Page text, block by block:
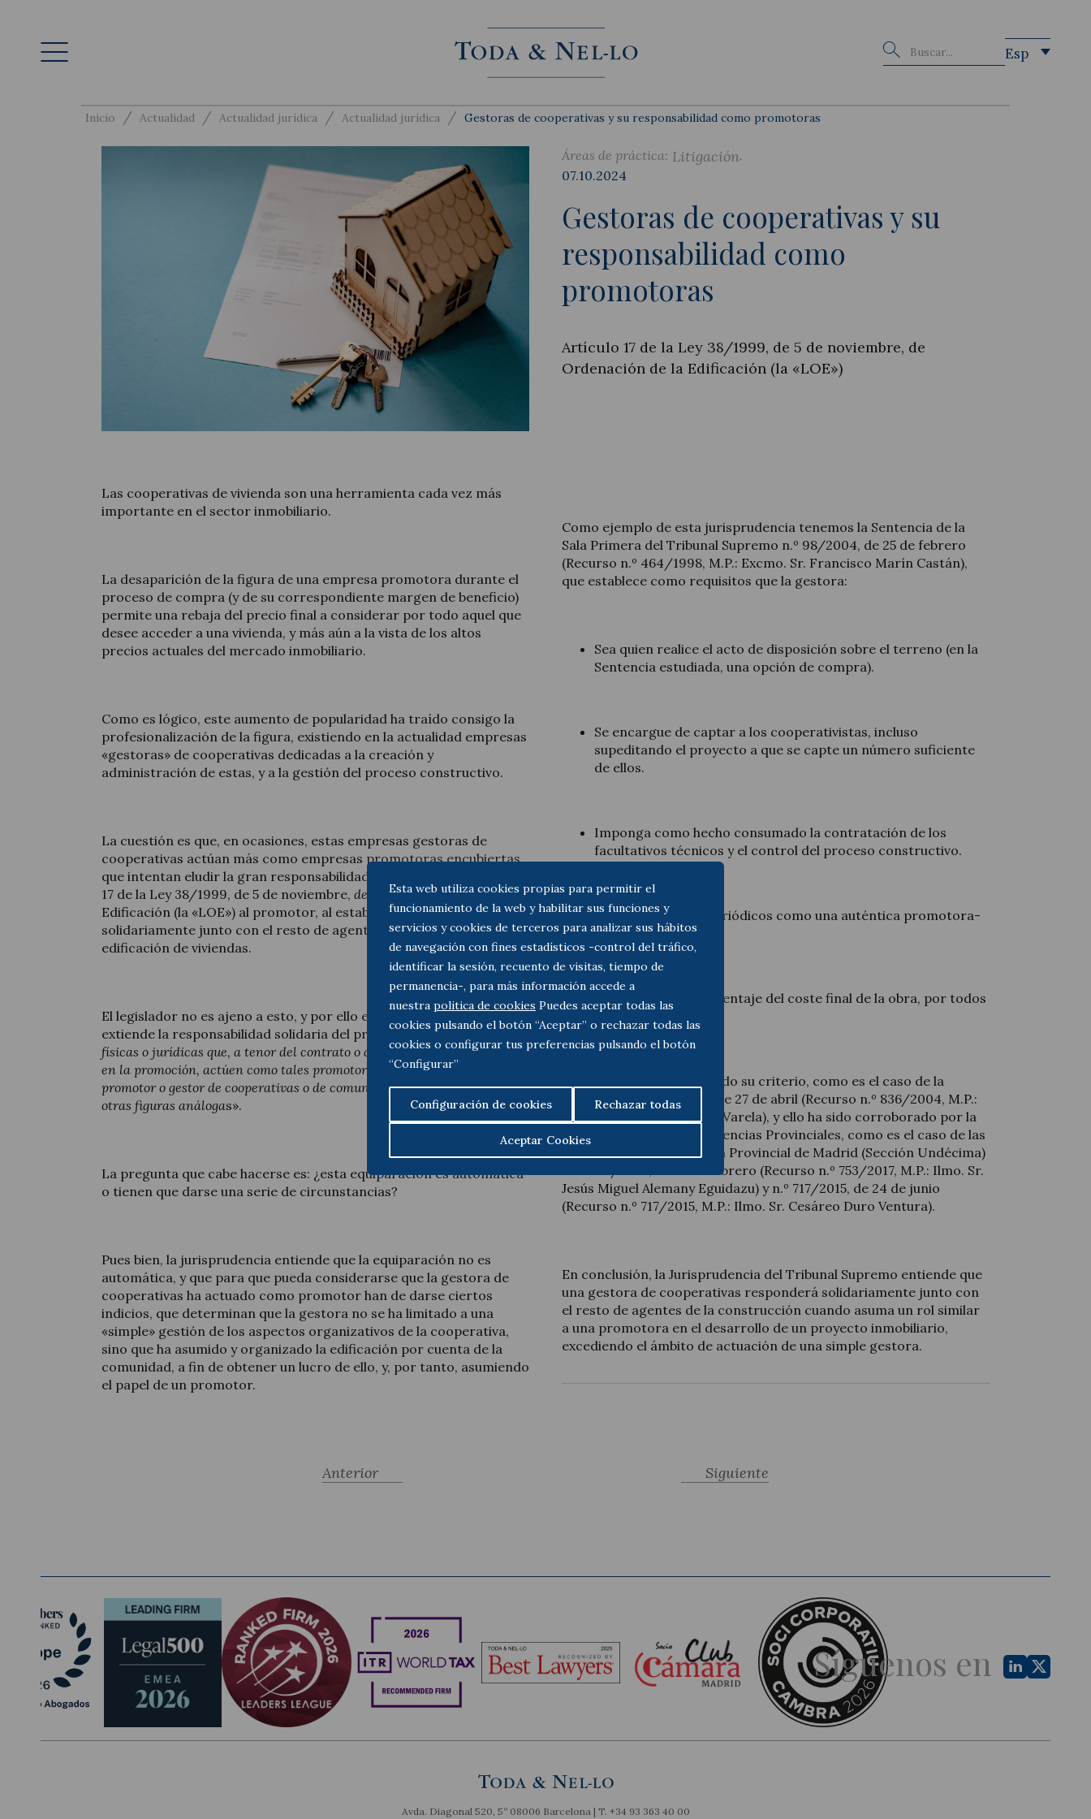
Esta web utiliza cookies propias para permitir el
funcionamiento de la web y habilitar sus funciones y
servicios y cookies de terceros para analizar sus hábitos
de navegación con fines estadísticos -control del tráfico,
identificar la sesión, recuento de visitas, tiempo de
permanencia-, para más información accede a
nuestra politica de cookies Puedes aceptar todas las
cookies pulsando el botón “Aceptar” o rechazar todas las
cookies o configurar tus preferencias pulsando el botón
“Configurar”
Configuración de cookies Rechazar todas
Aceptar Cookies
Notícias y artículos
Buscar Esp
Inicio / Actualidad / Actualidad jurídica / Actualidad jurídica / Gestoras de cooperativas y su responsabilidad como promotoras
Áreas de práctica: Litigación
07.10.2024
Gestoras de cooperativas y su
responsabilidad como
promotoras
Artículo 17 de la Ley 38/1999, de 5 de noviembre, de
Ordenación de la Edificación (la «LOE»)
Las cooperativas de vivienda son una herramienta cada vez más
importante en el sector inmobiliario.
La desaparición de la figura de una empresa promotora durante el
proceso de compra (y de su correspondiente margen de beneficio)
permite una rebaja del precio final a considerar por todo aquel que
desee acceder a una vivienda, y más aún a la vista de los altos
precios actuales del mercado inmobiliario.
Como es lógico, este aumento de popularidad ha traído consigo la
profesionalización de la figura, existiendo en la actualidad empresas
«gestoras» de cooperativas dedicadas a la creación y
administración de estas, y a la gestión del proceso constructivo.
La cuestión es que, en ocasiones, estas empresas gestoras de
cooperativas actúan más como empresas promotoras encubiertas,
que intentan eludir la gran responsabilidad que atribuye el artículo
17 de la Ley 38/1999, de 5 de noviembre, de Ordenación de la
Edificación (la «LOE») al promotor, al establecer que responderá
solidariamente junto con el resto de agentes que intervienen en la
edificación de viviendas.
El legislador no es ajeno a esto, y por ello el artículo 17.4 de la LOE
extiende la responsabilidad solidaria del promotor a «a las personas
físicas o jurídicas que, a tenor del contrato o de su intervención decisoria
en la promoción, actúen como tales promotores bajo la forma de
promotor o gestor de cooperativas o de comunidades de propietarios u
otras figuras análogas».
La pregunta que cabe hacerse es: ¿esta equiparación es automática
o tienen que darse una serie de circunstancias?
Pues bien, la jurisprudencia entiende que la equiparación no es
automática, y que para que pueda considerarse que la gestora de
cooperativas ha actuado como promotor han de darse ciertos
indicios, que determinan que la gestora no se ha limitado a una
«simple» gestión de los aspectos organizativos de la cooperativa,
sino que ha asumido y organizado la edificación por cuenta de la
comunidad, a fin de obtener un lucro de ello, y, por tanto, asumiendo
el papel de un promotor.
Como ejemplo de esta jurisprudencia tenemos la Sentencia de la
Sala Primera del Tribunal Supremo n.º 98/2004, de 25 de febrero
(Recurso n.º 464/1998, M.P.: Excmo. Sr. Francisco Marín Castán),
que establece como requisitos que la gestora:
Sea quien realice el acto de disposición sobre el terreno (en la
Sentencia estudiada, una opción de compra).
Se encargue de captar a los cooperativistas, incluso
supeditando el proyecto a que se capte un número suficiente
de ellos.
Imponga como hecho consumado la contratación de los
facultativos técnicos y el control del proceso constructivo.
Establezca pagos periódicos como una auténtica promotora-
vendedora.
Se lucre con un porcentaje del coste final de la obra, por todos
los conceptos.
El Alto Tribunal ha reiterado su criterio, como es el caso de la
Sentencia n.º 274/2009, de 27 de abril (Recurso n.º 836/2004, M.P.:
Excmo. Sr. Román García Varela), y ello ha sido corroborado por la
Jurisprudencia de las Audiencias Provinciales, como es el caso de las
Sentencias de la Audiencia Provincial de Madrid (Sección Undécima)
n.º 1474/2014, de 13 de febrero (Recurso n.º 753/2017, M.P.: Ilmo. Sr.
Jesús Miguel Alemany Eguidazu) y n.º 717/2015, de 24 de junio
(Recurso n.º 717/2015, M.P.: Ilmo. Sr. Cesáreo Duro Ventura).
En conclusión, la Jurisprudencia del Tribunal Supremo entiende que
una gestora de cooperativas responderá solidariamente junto con
el resto de agentes de la construcción cuando asuma un rol similar
a una promotora en el desarrollo de un proyecto inmobiliario,
excediendo el ámbito de actuación de una simple gestora.
Siguiente
Anterior
Síguenos en
Avda. Diagonal 520, 5º 08006 Barcelona | T. +34 93 363 40 00